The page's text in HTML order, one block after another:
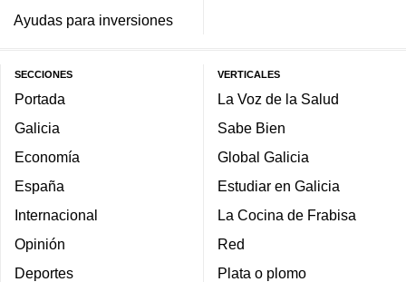
Ayudas para inversiones
SECCIONES
Portada
Galicia
Economía
España
Internacional
Opinión
Deportes
VERTICALES
La Voz de la Salud
Sabe Bien
Global Galicia
Estudiar en Galicia
La Cocina de Frabisa
Red
Plata o plomo